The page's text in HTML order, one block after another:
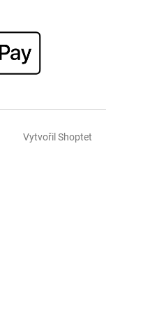
Vytvořil Shoptet